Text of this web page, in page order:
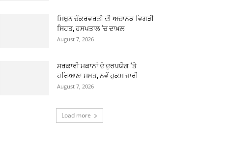
ਮਿਥੁਨ ਚੱਕਰਵਰਤੀ ਦੀ ਅਚਾਨਕ ਵਿਗੜੀ
ਸਿਹਤ, ਹਸਪਤਾਲ ‘ਚ ਦਾਖ਼ਲ
August 7, 2026
ਸਰਕਾਰੀ ਮਕਾਨਾਂ ਦੇ ਦੁਰਪਯੋਗ ‘ਤੇ
ਹਰਿਆਣਾ ਸਖ਼ਤ, ਨਵੇਂ ਹੁਕਮ ਜਾਰੀ
August 7, 2026
Load more